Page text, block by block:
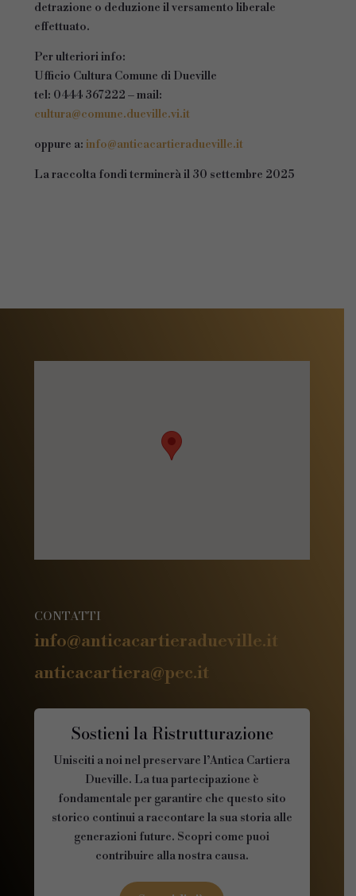
detrazione o deduzione il versamento liberale
effettuato.
Per ulteriori info:
Ufficio Cultura Comune di Dueville
tel: 0444 367222 – mail:
cultura@comune.dueville.vi.it
oppure a:info@anticacartieradueville.it
La raccolta fondi terminerà il 30 settembre 2025
CONTATTI
info@anticacartieradueville.it
anticacartiera@pec.it
Sostieni la Ristrutturazione
Unisciti a noi nel preservare l’Antica Cartiera
Dueville. La tua partecipazione è
fondamentale per garantire che questo sito
storico continui a raccontare la sua storia alle
generazioni future. Scopri come puoi
contribuire alla nostra causa.